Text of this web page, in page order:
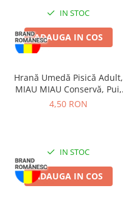
Așternut Igienic Păsări
Colivii
Colivii
Hrană Rozătoare
Fân Rozătoare
Batoane Rozătoare
Îngrijire Rozătoare
Așternut Igienic Rozătoare
IN STOC
ADAUGA IN COS
Hrană Umedă Pisică Adult,
MIAU MIAU Conservă, Pui,
415g
4,50 RON
IN STOC
ADAUGA IN COS